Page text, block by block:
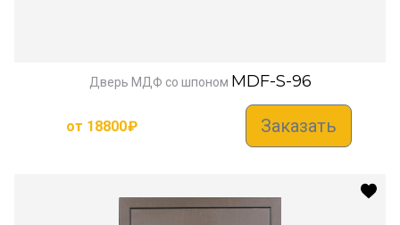
Дверь МДФ со шпоном MDF-S-96
от 18800₽ Заказать